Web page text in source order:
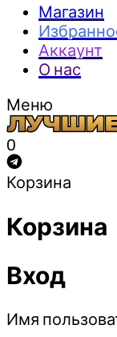
Магазин
Аккаунт
О нас
Меню
0
Корзина
Корзина
Вход
Имя